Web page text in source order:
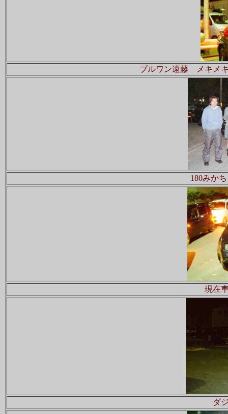
ブルワン遠藤 メキメ
180みか
現在
ダ